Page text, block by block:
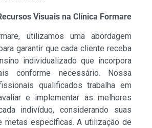
Visuais na Clínica Formare
utilizamos uma abordagem
garantir que cada cliente receba
individualizado que incorpora
conforme necessário. Nossa
qualificados trabalha em
e implementar as melhores
indivíduo, considerando suas
metas específicas. A utilização de